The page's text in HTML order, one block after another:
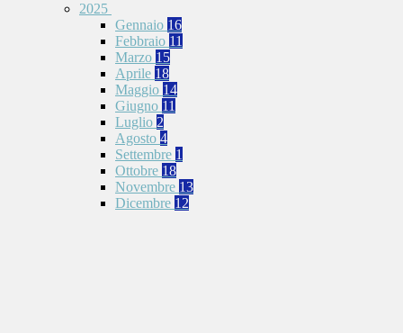
2025
Gennaio 16
Febbraio 11
Marzo 15
Aprile 18
Maggio 14
Giugno 11
Luglio 2
Agosto 4
Settembre 1
Ottobre 18
Novembre 13
Dicembre 12